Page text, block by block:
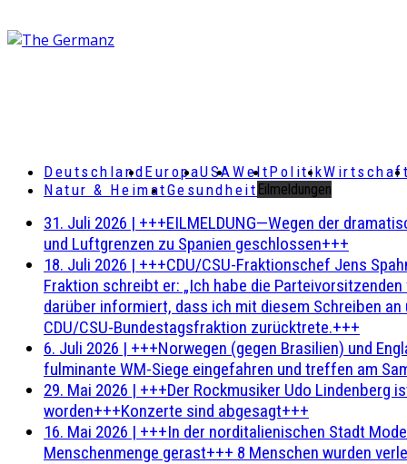
DeutschlandEuropaUSAWeltPolitikWirtschaft
Natur & HeimatGesundheit Eilmeldungen
31. Juli 2026 | +++EILMELDUNG—Wegen der
und Luftgrenzen zu Spanien geschlossen+++
18. Juli 2026 | +++CDU/CSU-Fraktionschef Jens
Fraktion schreibt er: „Ich habe die
darüber informiert, dass ich mit diesem Schreiben
CDU/CSU-Bundestagsfraktion zurücktrete.+++
6. Juli 2026 | +++Norwegen (gegen Brasilien) und
fulminante WM-Siege eingefahren und treffen am
29. Mai 2026 | +++Der Rockmusiker Udo Lindenberg
worden+++Konzerte sind abgesagt+++
16. Mai 2026 | +++In der norditalienischen Stadt
Menschenmenge gerast+++ 8 Menschen wurden